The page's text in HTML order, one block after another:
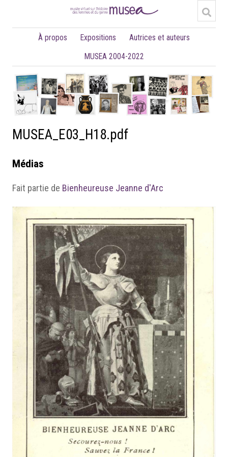
À propos Expositions
Autrices et auteurs
MUSEA 2004-2022
MUSEA_E03_H18.pdf
Médias
Fait partie de Bienheureuse Jeanne d'Arc